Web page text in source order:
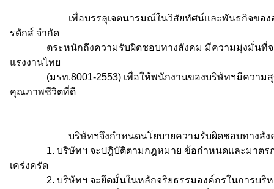
เพื่อบรรลุเจตนารมณ์ในวิสัยทัศน์และพันธกิจขององ
รดักส์ จำกัด
ตระหนักถึงความรับผิดชอบทางสังคม มีความมุ่งมั่นที่จ
แรงงานไทย
(มรท.8001-2553) เพื่อให้พนักงานของบริษัทฯมีความสุ
คุณภาพชีวิตที่ดี
บริษัทฯจึงกำหนดนโยบายความรับผิดชอบทางสังคม
1. บริษัทฯ จะปฎิบัติตามกฎหมาย ข้อกำหนดและมาตรกา
เคร่งครัด
2. บริษัทฯ จะยึดมั่นในหลักจริยธรรมองค์กรในการบริห